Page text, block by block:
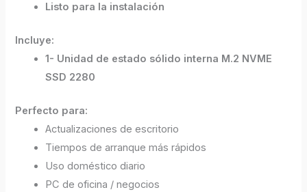
Listo para la instalación
Incluye:
1- Unidad de estado sólido interna M.2 NVME
SSD 2280
Perfecto para:
Actualizaciones de escritorio
Tiempos de arranque más rápidos
Uso doméstico diario
PC de oficina / negocios